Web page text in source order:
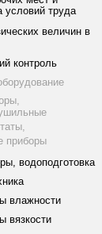
условий труда
величин в
контроль
приборы
водоподготовка
влажности
вязкости